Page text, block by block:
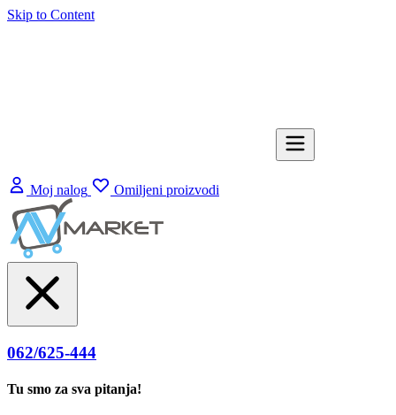
Skip to Content
Moj nalog Omiljeni proizvodi
062/625-444
Tu smo za sva pitanja!